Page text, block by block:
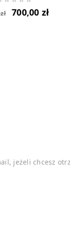
zł 700,00 zł
jeżeli chcesz